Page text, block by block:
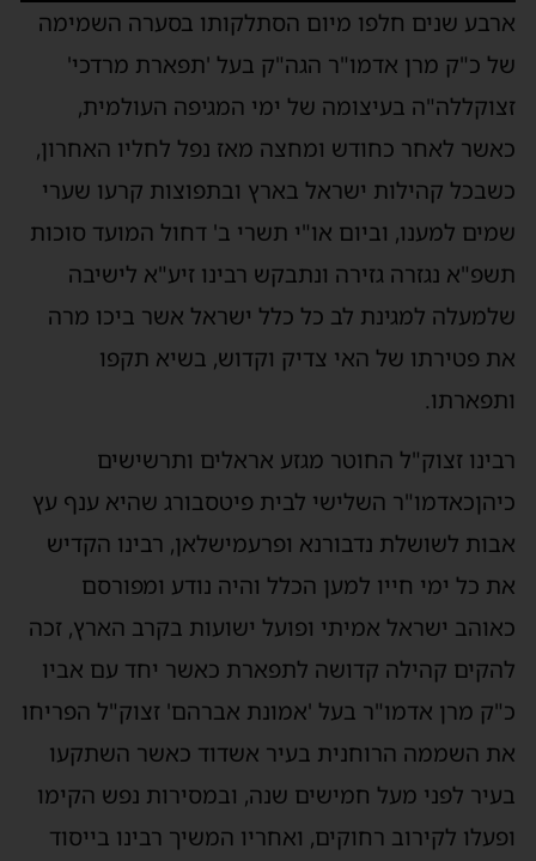
ארבע שנים חלפו מיום הסתלקותו בסערה השמימה
של כ"ק מרן אדמו"ר הגה"ק בעל 'תפארת מרדכי'
זצוקללה"ה בעיצומה של ימי המגיפה העולמית,
כאשר לאחר כחודש ומחצה מאז נפל לחליו האחרון,
כשבכל קהילות ישראל בארץ ובתפוצות קרעו שערי
שמים למענו, וביום או"י תשרי ב' דחול המועד סוכות
תשפ"א נגזרה גזירה ונתבקש רבינו זיע"א לישיבה
שלמעלה למגינת לב כל כלל ישראל אשר ביכו מרה
את פטירתו של האי צדיק וקדוש, בשיא תקפו
ותפארתו.
רבינו זצוק"ל החוטר מגזע אראלים ותרשישים
כיהןכאדמו"ר השלישי לבית פיטסבורג שהיא ענף עץ
אבות לשושלת נדבורנא ופרעמישלאן, רבינו הקדיש
את כל ימי חייו למען הכלל והיה נודע ומפורסם
כאוהב ישראל אמיתי ופועל ישועות בקרב הארץ, זכה
להקים קהילה קדושה לתפארת כאשר יחד עם אביו
כ"ק מרן אדמו"ר בעל 'אמונת אברהם' זצוק"ל הפריחו
את השממה הרוחנית בעיר אשדוד כאשר השתקעו
בעיר לפני מעל חמישים שנה, ובמסירות נפש הקימו
ופעלו לקירוב רחוקים, ואחריו המשיך רבינו בייסוד